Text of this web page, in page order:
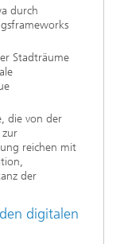
durch
Stadträume
die von der
zur
reichen mit
der
digitalen